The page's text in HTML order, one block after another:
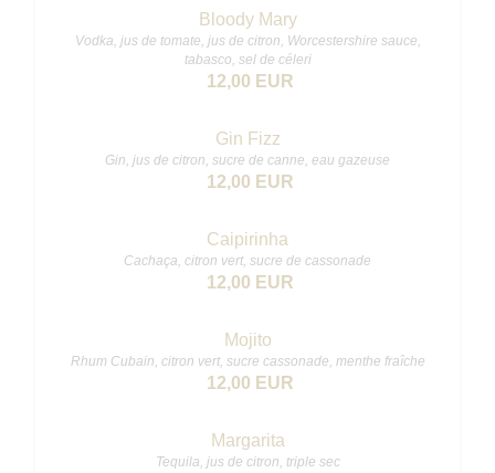
Bloody Mary
Vodka, jus de tomate, jus de citron, Worcestershire sauce,
tabasco, sel de céleri
12,00 EUR
Gin Fizz
Gin, jus de citron, sucre de canne, eau gazeuse
12,00 EUR
Caipirinha
Cachaça, citron vert, sucre de cassonade
12,00 EUR
Mojito
Rhum Cubain, citron vert, sucre cassonade, menthe fraîche
12,00 EUR
Margarita
Tequila, jus de citron, triple sec